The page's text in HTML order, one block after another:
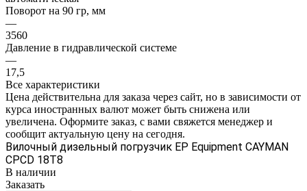
Поворот на 90 гр, мм
—
3560
Давление в гидравлической системе
—
17,5
Все характеристики
Цена действительна для заказа через сайт, но в зависимости от
курса иностранных валют может быть снижена или
увеличена. Оформите заказ, с вами свяжется менеджер и
сообщит актуальную цену на сегодня.
Вилочный дизельный погрузчик EP Equipment CAYMAN
CPCD 18T8
В наличии
Заказать